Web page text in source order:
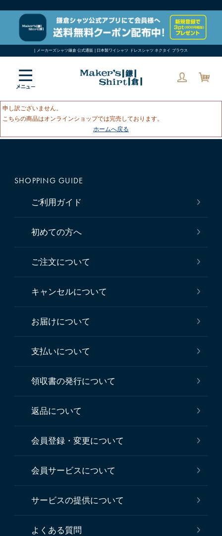
| メーカーズシャツ鎌倉 公式通販 | 日本製ワイシャツ ドレスシャツ ネクタイ ブラウス
申し訳ございません。
こちらの商品はオンラインショップでは完売しております。
ホームへ戻る
SHOPPING GUIDE
ご利用ガイド
初めての方へ
ご注文について
キャンセルについて
お届けについて
支払いについて
領収書の発行について
返品について
会員登録・変更について
会員サービスについて
サービスの提供について
よくある質問